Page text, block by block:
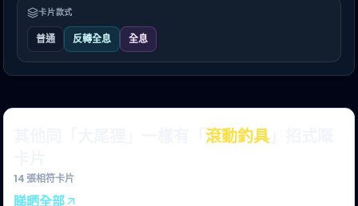
卡片款式
普通 反轉全息 全息
滾動釣具
14 張相符卡片
睇晒全部